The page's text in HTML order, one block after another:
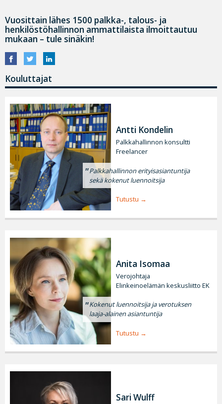
Vuosittain lähes 1500 palkka-, talous- ja
henkilöstöhallinnon ammattilaista ilmoittautuu
mukaan – tule sinäkin!
Kouluttajat
Antti Kondelin
Palkkahallinnon konsultti
Freelancer
Palkkahallinnon erityisasiantuntija
sekä kokenut luennoitsija
Tutustu
Anita Isomaa
Verojohtaja
Elinkeinoelämän keskusliitto EK
Kokenut luennoitsija ja verotuksen
laaja-alainen asiantuntija
Tutustu
Sari Wulff